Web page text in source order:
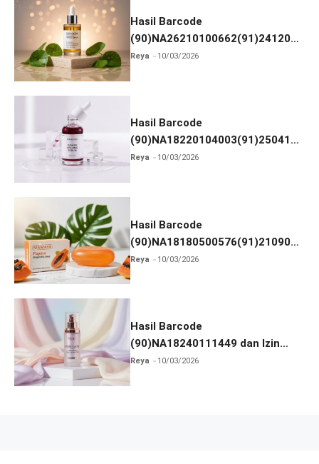
Hasil Barcode
(90)NA26210100662(91)241203
dan Izin BPOM
Reya 10/03/2026
Hasil Barcode
(90)NA18220104003(91)250418
dan Izin BPOM
Reya 10/03/2026
Hasil Barcode
(90)NA18180500576(91)210906
dan Izin BPOM
Reya 10/03/2026
Hasil Barcode
(90)NA18240111449 dan Izin
BPOM
Reya 10/03/2026